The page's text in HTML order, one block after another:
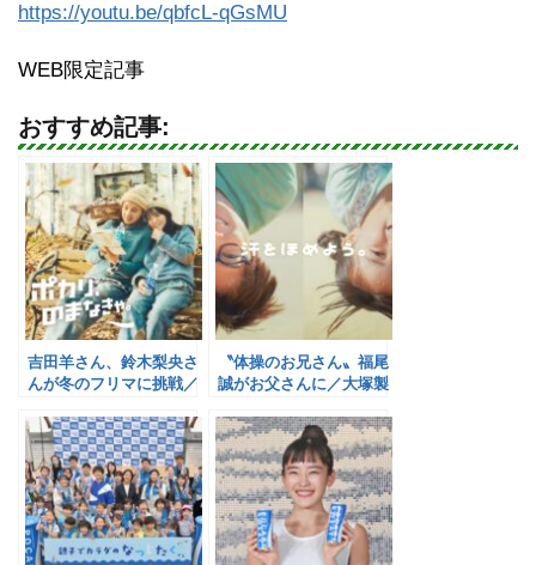
https://youtu.be/qbfcL-qGsMU
WEB限定記事
おすすめ記事:
吉田羊さん、鈴木梨央さ
んが冬のフリマに挑戦／
〝体操のお兄さん〟福尾
誠がお父さんに／大塚製